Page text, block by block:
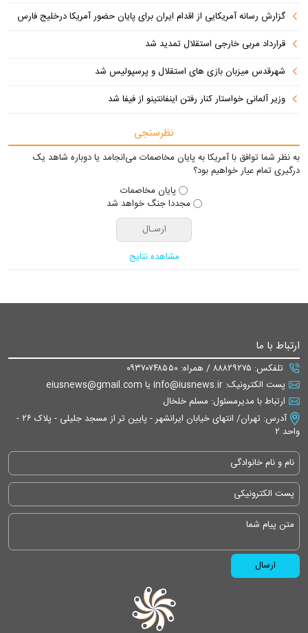
گزارش رسانه آمریکایی از اقدام ایران برای پایان حضور آمریکا درخلیج فارس
قرارداد مربی خارجی استقلال تمدید شد
شهرقدس میزبان بازی های استقلال و پرسپولیس شد
وزیر آلمانی خواستار کنار رفتن اینفانتینو از فیفا شد
نظرسنجی
به نظر شما توافق با آمریکا به پایان مخاصمات می‌انجامد یا دوباره شاهد یک
درگیری تمام عیار خواهیم بود؟
پایان مخاصمات
مجددا جنگ خواهد شد
مشاهده نتایج
ارتباط با ما
تلفکس: ۸۸۸۲۹۲۷۵ / همراه: ۰۹۳۷۰۷۴۸۵۵۰
پست الکترونیک: info@iusnews.ir یا eiusnews@gmail.com
ارتباط با مدیرمسئول: مسلم خلخال
آدرس: تهران/ انتهای خیابان ایرانشهر - پایین تر از مسجد جلیلی - پلاک ۲۶ -
واحد ۲